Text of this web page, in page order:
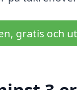
gratis och